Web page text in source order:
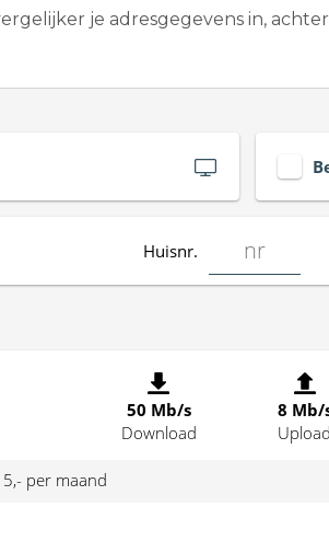
je adresgegevens in,
Huisnr.
50 Mb/s
Download
8 Mb/
Upload
per maand